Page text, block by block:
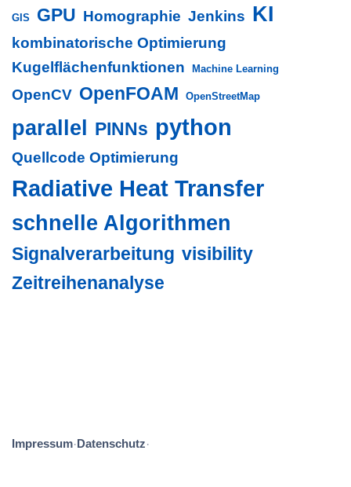
GIS GPU Homographie Jenkins KI
kombinatorische Optimierung
Kugelflächenfunktionen
Machine Learning
OpenCV OpenFOAM OpenStreetMap
parallel PINNs python
Quellcode Optimierung
Radiative Heat Transfer
schnelle Algorithmen
Signalverarbeitung visibility
Zeitreihenanalyse
Impressum·Datenschutz·